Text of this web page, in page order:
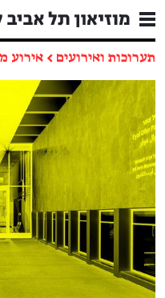
תערוכות ואירועים ← אירוע